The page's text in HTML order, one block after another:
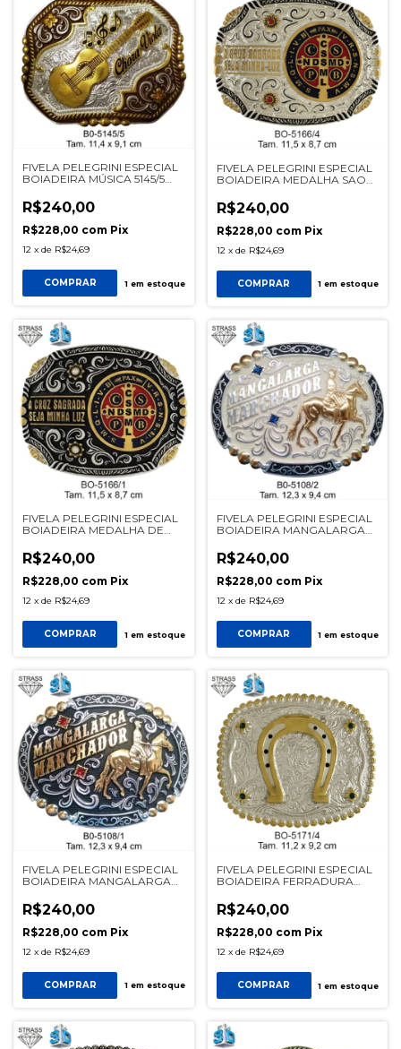
FIVELA PELEGRINI ESPECIAL
BOIADEIRA MÚSICA 5145/5
R$240,00
R$228,00 com Pix
12 x de R$24,69
COMPRAR 1em estoque
FIVELA PELEGRINI ESPECIAL
BOIADEIRA MEDALHA SAO
R$240,00
R$228,00 com Pix
12 x de R$24,69
COMPRAR 1 em estoque
FIVELA PELEGRINI ESPECIAL
BOIADEIRA MEDALHA DE
R$240,00
R$228,00 com Pix
12 x de R$24,69
COMPRAR 1em estoque
FIVELA PELEGRINI ESPECIAL
BOIADEIRA MANGALARGA
R$240,00
R$228,00 com Pix
12 x de R$24,69
COMPRAR 1 em estoque
FIVELA PELEGRINI ESPECIAL
BOIADEIRA MANGALARGA
R$240,00
R$228,00 com Pix
12 x de R$24,69
COMPRAR 1em estoque
FIVELA PELEGRINI ESPECIAL
BOIADEIRA FERRADURA
R$240,00
R$228,00 com Pix
12 x de R$24,69
COMPRAR 1 em estoque